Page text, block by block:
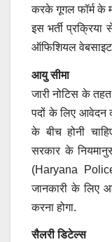
करके गूगल फॉर्म के
इस भर्ती
ऑफिशियल वेबसाइट
आयु सीमा
जारी नोटिस के
पदों के लिए आवेदन
के बीच होनी
सरकार के
(Haryana
जानकारी के लिए
करना होगा.
सैलरी डिटेल्स